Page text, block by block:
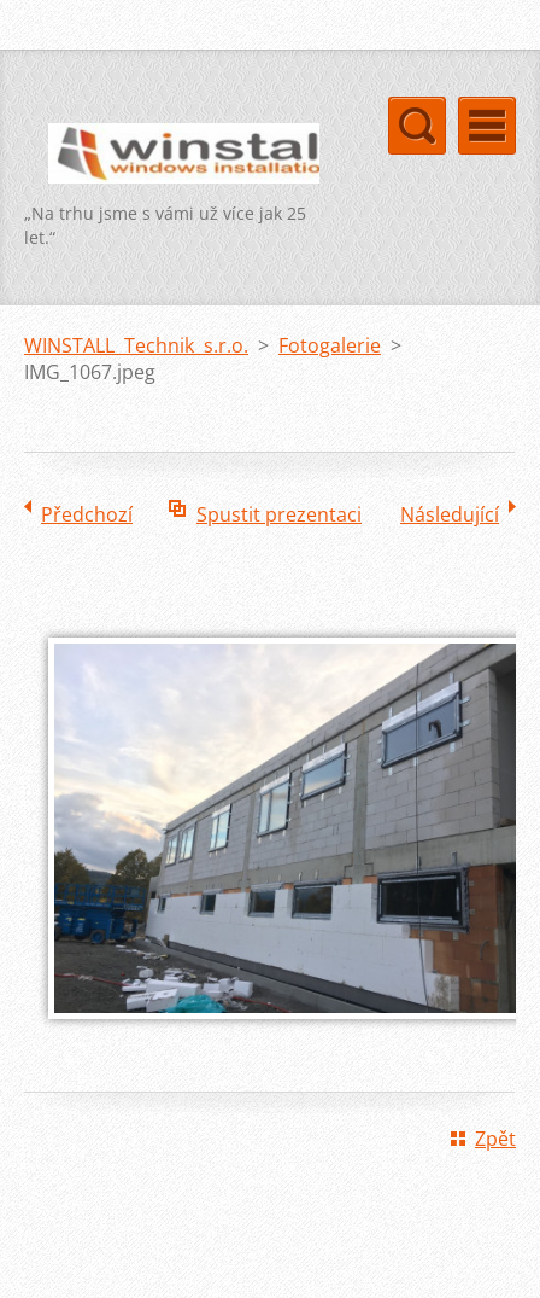
„Na trhu jsme s vámi už více jak 25
let.“
WINSTALL Technik s.r.o. > Fotogalerie >
IMG_1067.jpeg
Předchozí Spustit prezentaci Následující
Zpět